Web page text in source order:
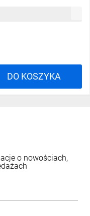
DO KOSZYKA
o nowościach,